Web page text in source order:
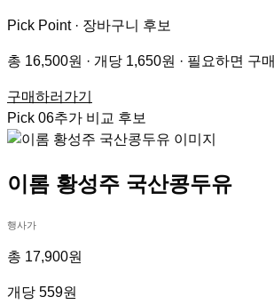
Pick Point · 장바구니 후보
총 16,500원 · 개당 1,650원 · 필요하면 구매
구매하러가기
Pick 06추가 비교 후보
이롬 황성주 국산콩두유
행사가
총 17,900원
개당 559원